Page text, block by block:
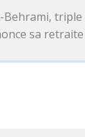
Behrami, triple
sa retraite